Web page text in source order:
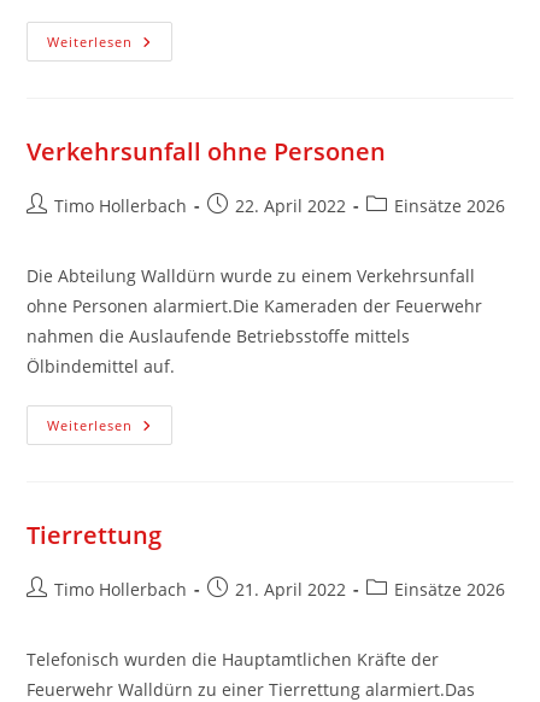
Weiterlesen
Verkehrsunfall ohne Personen
Timo Hollerbach 22. April 2022 Einsätze 2026
Die Abteilung Walldürn wurde zu einem Verkehrsunfall
ohne Personen alarmiert.Die Kameraden der Feuerwehr
nahmen die Auslaufende Betriebsstoffe mittels
Ölbindemittel auf.
Weiterlesen
Tierrettung
Timo Hollerbach 21. April 2022 Einsätze 2026
Telefonisch wurden die Hauptamtlichen Kräfte der
Feuerwehr Walldürn zu einer Tierrettung alarmiert.Das